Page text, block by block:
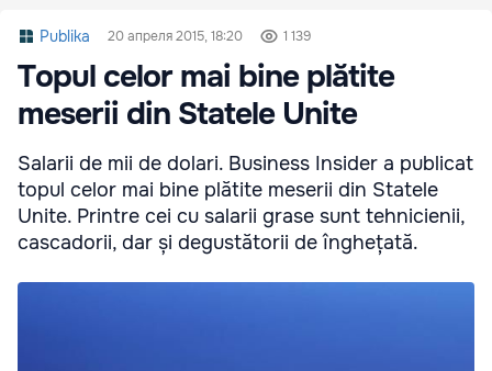
Publika 20 апреля 2015, 18:20 1 139
Topul celor mai bine plătite
meserii din Statele Unite
Salarii de mii de dolari. Business Insider a publicat
topul celor mai bine plătite meserii din Statele
Unite. Printre cei cu salarii grase sunt tehnicienii,
cascadorii, dar și degustătorii de înghețată.